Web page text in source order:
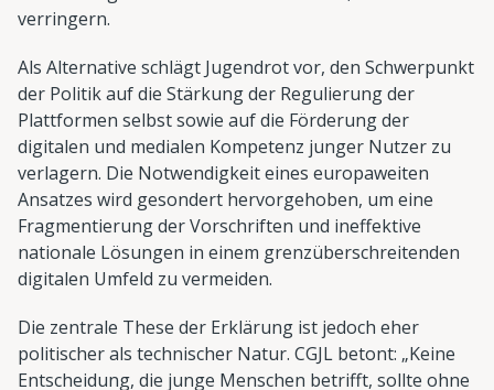
verringern.
Als Alternative schlägt Jugendrot vor, den Schwerpunkt
der Politik auf die Stärkung der Regulierung der
Plattformen selbst sowie auf die Förderung der
digitalen und medialen Kompetenz junger Nutzer zu
verlagern. Die Notwendigkeit eines europaweiten
Ansatzes wird gesondert hervorgehoben, um eine
Fragmentierung der Vorschriften und ineffektive
nationale Lösungen in einem grenzüberschreitenden
digitalen Umfeld zu vermeiden.
Die zentrale These der Erklärung ist jedoch eher
politischer als technischer Natur. CGJL betont: „Keine
Entscheidung, die junge Menschen betrifft, sollte ohne